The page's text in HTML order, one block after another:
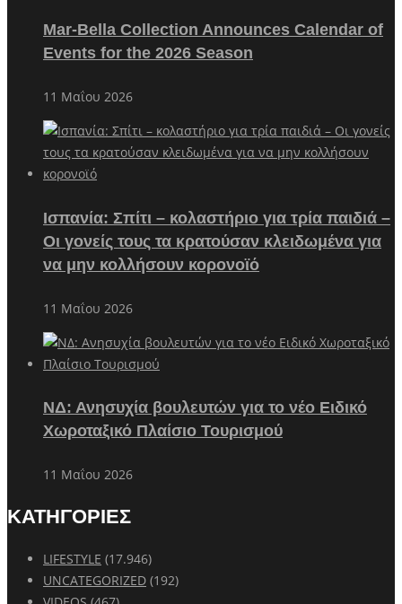
Mar-Bella Collection Announces Calendar of
Events for the 2026 Season
11 Μαΐου 2026
Ισπανία: Σπίτι – κολαστήριο για τρία παιδιά –
Οι γονείς τους τα κρατούσαν κλειδωμένα για
να μην κολλήσουν κορονοϊό
11 Μαΐου 2026
ΝΔ: Ανησυχία βουλευτών για το νέο Ειδικό
Χωροταξικό Πλαίσιο Τουρισμού
11 Μαΐου 2026
ΚΑΤΗΓΟΡΙΕΣ
LIFESTYLE (17.946)
UNCATEGORIZED (192)